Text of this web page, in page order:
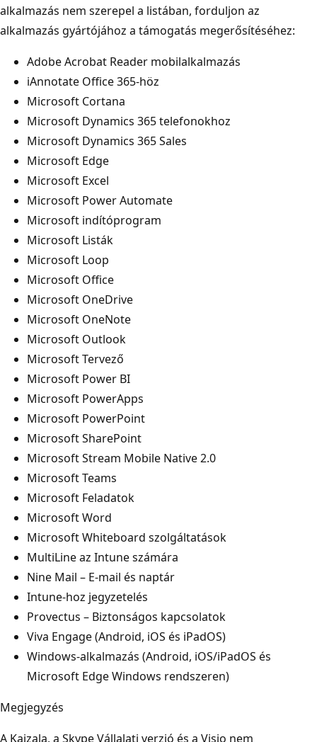
alkalmazás nem szerepel a listában, forduljon az
alkalmazás gyártójához a támogatás megerősítéséhez:
Adobe Acrobat Reader mobilalkalmazás
iAnnotate Office 365-höz
Microsoft Cortana
Microsoft Dynamics 365 telefonokhoz
Microsoft Dynamics 365 Sales
Microsoft Edge
Microsoft Excel
Microsoft Power Automate
Microsoft indítóprogram
Microsoft Listák
Microsoft Loop
Microsoft Office
Microsoft OneDrive
Microsoft OneNote
Microsoft Outlook
Microsoft Tervező
Microsoft Power BI
Microsoft PowerApps
Microsoft PowerPoint
Microsoft SharePoint
Microsoft Stream Mobile Native 2.0
Microsoft Teams
Microsoft Feladatok
Microsoft Word
Microsoft Whiteboard szolgáltatások
MultiLine az Intune számára
Nine Mail – E-mail és naptár
Intune-hoz jegyzetelés
Provectus – Biztonságos kapcsolatok
Viva Engage (Android, iOS és iPadOS)
Windows-alkalmazás (Android, iOS/iPadOS és
Microsoft Edge Windows rendszeren)
Megjegyzés
A Kaizala, a Skype Vállalati verzió és a Visio nem